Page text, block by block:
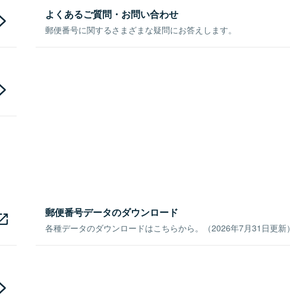
よくあるご質問・お問い合わせ
郵便番号に関するさまざまな疑問にお答えします。
郵便番号データのダウンロード
各種データのダウンロードはこちらから。（2026年7月31日更新）